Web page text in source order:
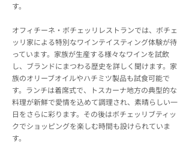
す。
オフィチーネ・ボチェッリレストランでは、ボチェ
ッリ家による特別なワインテイスティング体験が待
っています。家族が生産する様々なワインを試飲
し、ブランドにまつわる歴史を詳しく聞けます。家
族のオリーブオイルやハチミツ製品も試食可能で
す。ランチは着席式で、トスカーナ地方の典型的な
料理が新鮮で愛情を込めて調理され、素晴らしい一
日をさらに彩ります。その後はボチェッリブティッ
クでショッピングを楽しむ時間も設けられていま
す。